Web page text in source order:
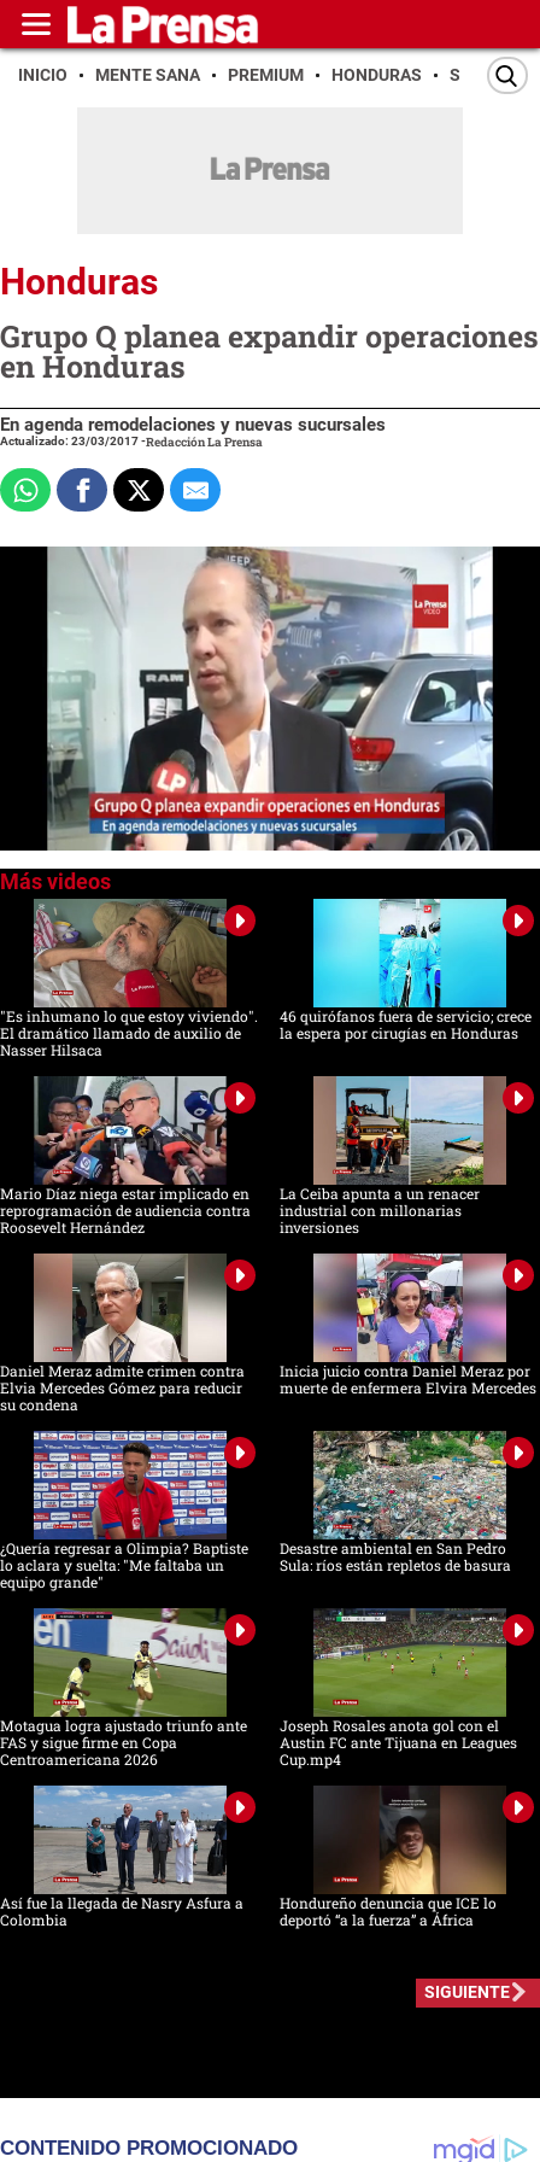
INICIO MENTE SANA PREMIUM HONDURAS SAN PEDRO
Honduras
Grupo Q planea expandir operaciones
en Honduras
En agenda remodelaciones y nuevas sucursales
Actualizado: 23/03/2017-Redacción La Prensa
seconds
seconds
"Es inhumano lo que estoy viviendo".
El dramático llamado de auxilio de
Nasser Hilsaca
46 quirófanos fuera de servicio; crece
la espera por cirugías en Honduras
Mario Díaz niega estar implicado en
reprogramación de audiencia contra
Roosevelt Hernández
La Ceiba apunta a un renacer
industrial con millonarias
inversiones
Daniel Meraz admite crimen contra
Elvia Mercedes Gómez para reducir
su condena
Inicia juicio contra Daniel Meraz por
muerte de enfermera Elvira Mercedes
¿Quería regresar a Olimpia? Baptiste
lo aclara y suelta: "Me faltaba un
equipo grande"
Desastre ambiental en San Pedro
Sula: ríos están repletos de basura
Motagua logra ajustado triunfo ante
FAS y sigue firme en Copa
Centroamericana 2026
Joseph Rosales anota gol con el
Austin FC ante Tijuana en Leagues
Cup.mp4
Así fue la llegada de Nasry Asfura a
Colombia
Hondureño denuncia que ICE lo
deportó “a la fuerza” a África
SIGUIENTE
CONTENIDO PROMOCIONADO